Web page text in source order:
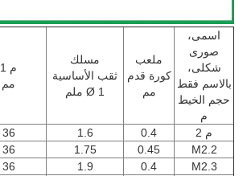
اسمى،
صورى
شكلى،
بالاسم فقط
حجم الخيط
م
ملعب
كورة قدم
مم
مسلك
ثقب الأساسية
Ø 1 ملم
م 1
مم
م 2 0.4
1.6
36
M2.2
0.45
1.75
36
M2.3
0.4
1.9
36